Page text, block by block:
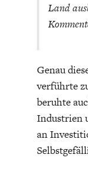
Land
Genau
verführte
beruhte
Industrien
an